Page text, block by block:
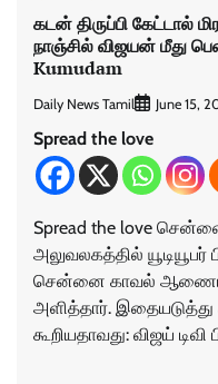
கடன் திருப்பி கேட்டால்
நாஞ்சில் விஜயன் மீது
Kumudam
Daily News Tamil June 15,
Spread the love
Spread the love
அலுவலகத்தில்
சென்னை காவல் ஆணையர்
அளித்தார்.
கூறியதாவது: விஜய் டிவி